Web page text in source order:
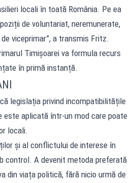
locali în toată România. Pe ea
de voluntariat, neremunerate,
viceprimar”, a transmis Fritz.
Timișoarei va formula recurs
în primă instanță.
legislația privind incompatibilitățile
este aplicată într-un mod care poate
locali.
și al conflictului de interese în
control. A devenit metoda preferată
din viața politică, fără nicio urmă de